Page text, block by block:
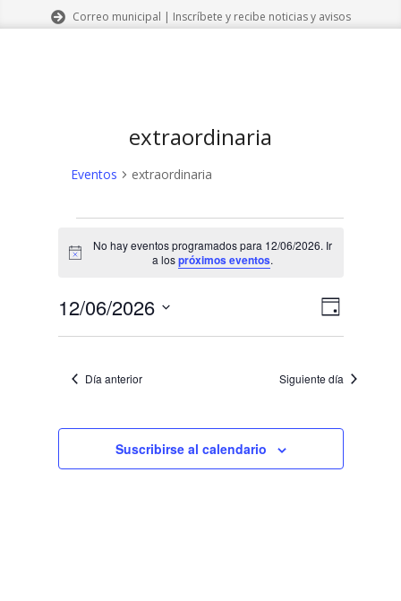
Correo municipal | Inscríbete y recibe noticias y avisos
extraordinaria
Eventos extraordinaria
en
12/06/2026
Aviso
No hay eventos programados para 12/06/2026. Ir
a lospróximos eventos.
N
a
v
g
a
N
e
i
Día
12/06/2026
Día anterior Siguiente día
Suscribirse al calendario